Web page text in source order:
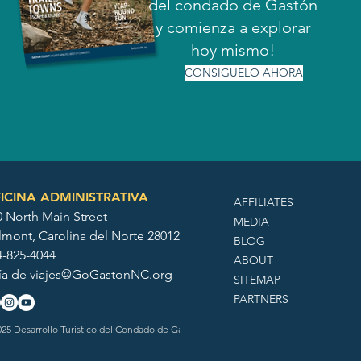
del condado de Gastón
y comienza a explorar
hoy mismo!
CONSIGUELO AHORA
ADMINISTRATIVA
North Main Street
Carolina del Norte 28012
825-4044
de viajes@GoGastonNC.org
Desarrollo Turístico del Condado de Gaston
AFFILIATES
MEDIA
BLOG
ABOUT
SITEMAP
PARTNERS